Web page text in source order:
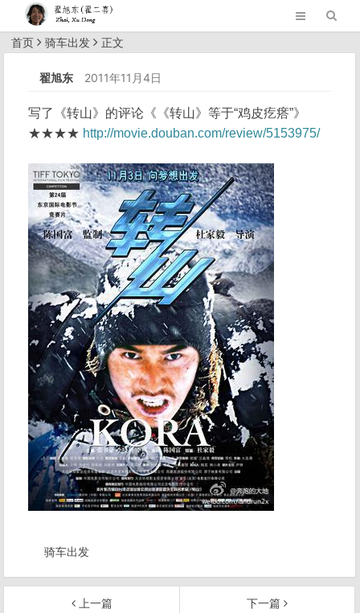
首页 骑车出发 正文
翟旭东 2011年11月4日
写了《转山》的评论《《转山》等于“鸡皮疙瘩”》
★★★★ http://movie.douban.com/review/5153975/
骑车出发
上一篇
下一篇